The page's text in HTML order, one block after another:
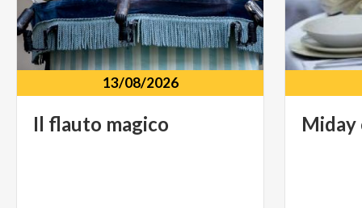
13/08/2026
Il flauto magico Miday